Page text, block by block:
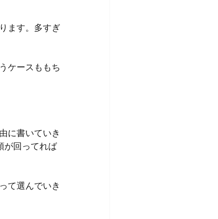
ます。多すぎ
ケースももち
に書いていき
が回ってれば
て選んでいき